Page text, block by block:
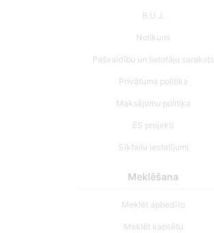
B.U.J.
Notikumi
Pašvaldību un lietotāju saraksts
Privātuma politika
Maksājumu politika
ES projekti
Sīkfailu iestatījumi
Meklēšana
Meklēt apbedīto
Meklēt kapsētu